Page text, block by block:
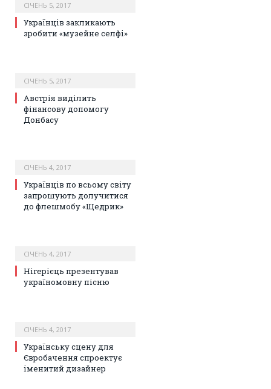
СІЧЕНЬ 5, 2017
Українців закликають
зробити «музейне селфі»
СІЧЕНЬ 5, 2017
Австрія виділить
фінансову допомогу
Донбасу
СІЧЕНЬ 4, 2017
Українців по всьому світу
запрошують долучитися
до флешмобу «Щедрик»
СІЧЕНЬ 4, 2017
Нігерієць презентував
україномовну пісню
СІЧЕНЬ 4, 2017
Українську сцену для
Євробачення спроектує
іменитий дизайнер